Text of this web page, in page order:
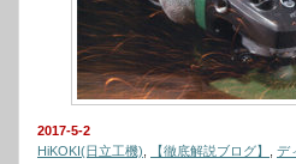
2017-5-2
HiKOKI(日立工機)
【徹底解説ブログ】
デ